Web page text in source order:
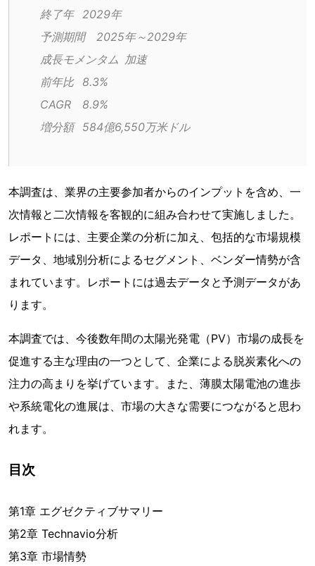
終了年	2029年
予測期間	2025年～2029年
成長モメンタム	加速
前年比	8.3%
CAGR	8.9%
増分額	584億6,550万米ドル
本調査は、業界の主要参加者からのインプットを含め、一
次情報と二次情報を客観的に組み合わせて実施しました。
レポートには、主要企業の分析に加え、包括的な市場規模
データ、地域別分析によるセグメント、ベンダー情勢が含
まれています。レポートには過去データと予測データがあ
ります。
本調査では、今後数年間の太陽光発電（PV）市場の成長を
促進する主な理由の一つとして、企業による脱炭素化への
注力の高まりを挙げています。また、薄膜太陽電池の進歩
や系統電化の進展は、市場の大きな需要につながると思わ
れます。
目次
第1章 エグゼクティブサマリー
第2章 Technavio分析
第3章 市場情勢